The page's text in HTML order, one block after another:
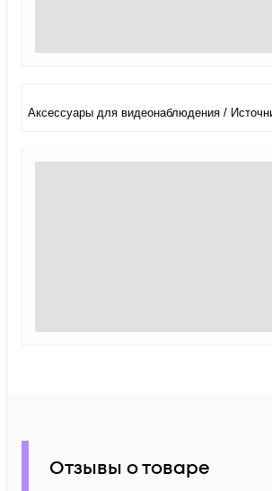
Аксессуары для видеонаблюдения /
Отзывы о товаре